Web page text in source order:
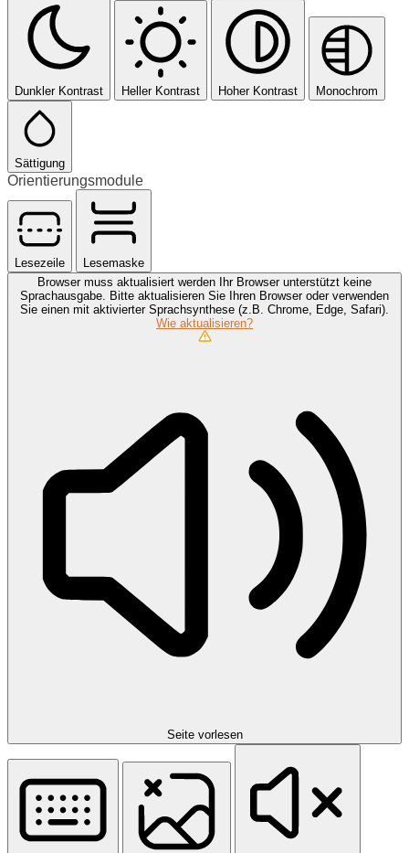
Dunkler Kontrast Heller Kontrast Hoher Kontrast Monochrom
Sättigung
Orientierungsmodule
Lesezeile
Lesemaske
Browser muss aktualisiert werden
Ihr Browser unterstützt keine
Sprachausgabe. Bitte aktualisieren Sie Ihren Browser oder verwenden
Sie einen mit aktivierter Sprachsynthese (z.B. Chrome, Edge, Safari).
Wie aktualisieren?
Seite vorlesen